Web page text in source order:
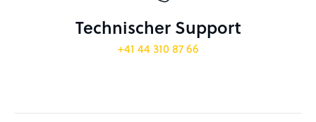
Technischer Support
+41 44 310 87 66